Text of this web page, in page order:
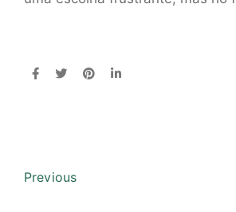
Previous